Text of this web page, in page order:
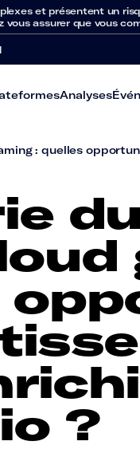
et présentent un
vous assurer que vous
Analyses
: quelles
?